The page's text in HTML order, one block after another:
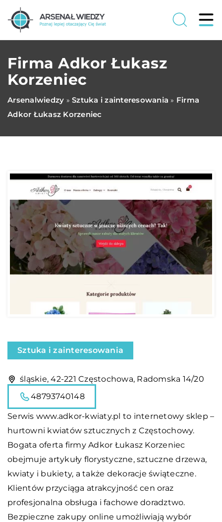
Firma Adkor Łukasz
Korzeniec
Arsenalwiedzy » Sztuka i zainteresowania » Firma
Adkor Łukasz Korzeniec
Sztuka i zainteresowania
śląskie, 42-221 Częstochowa, Radomska 14/20
48793740148
Serwis www.adkor-kwiaty.pl to internetowy sklep –
hurtowni kwiatów sztucznych z Częstochowy.
Bogata oferta firmy Adkor Łukasz Korzeniec
obejmuje artykuły florystyczne, sztuczne drzewa,
kwiaty i bukiety, a także dekoracje świąteczne.
Klientów przyciąga atrakcyjność cen oraz
profesjonalna obsługa i fachowe doradztwo.
Bezpieczne zakupy online umożliwiają wybór